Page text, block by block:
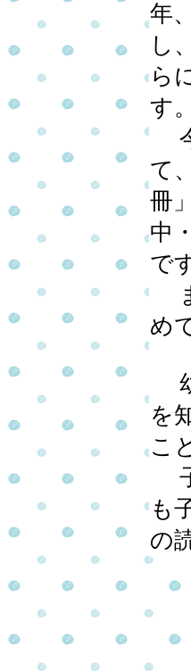
年
し
ら
す。
て
冊
中
で
め
を
こ
も
の